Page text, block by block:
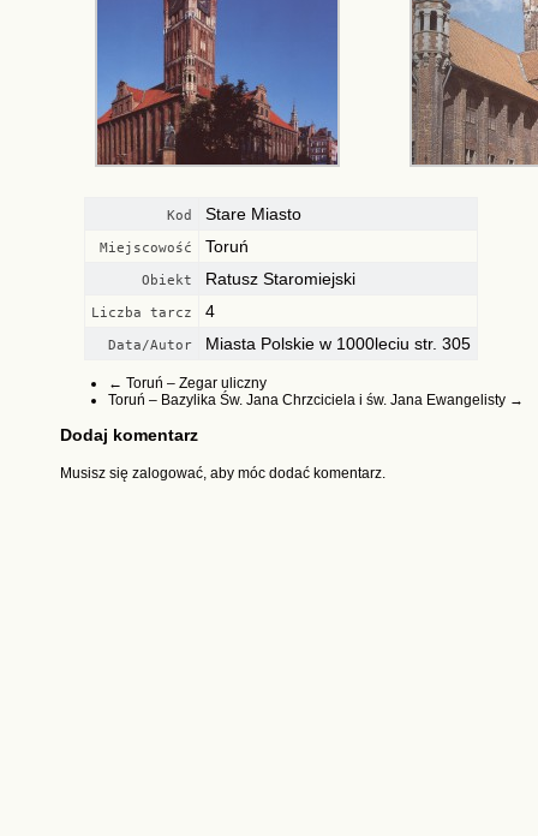
Kod Stare Miasto
Miejscowość Toruń
Obiekt Ratusz Staromiejski
Liczba tarcz 4
Data/Autor Miasta Polskie w 1000leciu str. 305
← Toruń – Zegar uliczny
Toruń – Bazylika Św. Jana Chrzciciela i św. Jana Ewangelisty →
Dodaj komentarz
Musisz się zalogować, aby móc dodać komentarz.